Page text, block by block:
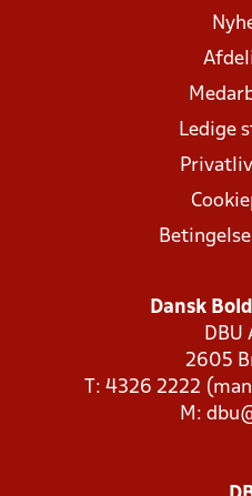
Ledige
Dansk
DBU
2605
T: 4326 2222
M: